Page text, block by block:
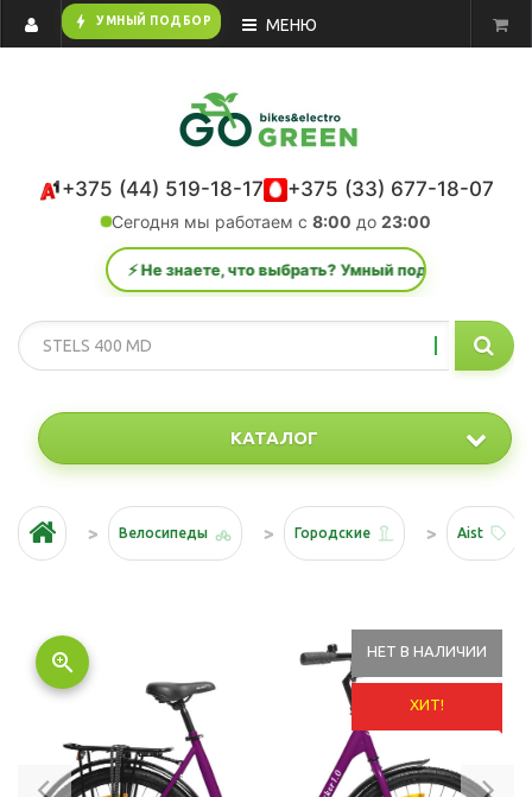
bolt УМНЫЙ ПОДБОР МЕНЮ
+375 (44) 519-18-17 +375 (33) 677-18-07
Сегодня мы работаем с 8:00 до 23:00
⚡ Не знаете, что выбрать? Умный подбор за 1 минуту.
КАТАЛОГ
Велосипеды Городские Aist
НЕТ В НАЛИЧИИ
ХИТ!
Previous
zoom_in